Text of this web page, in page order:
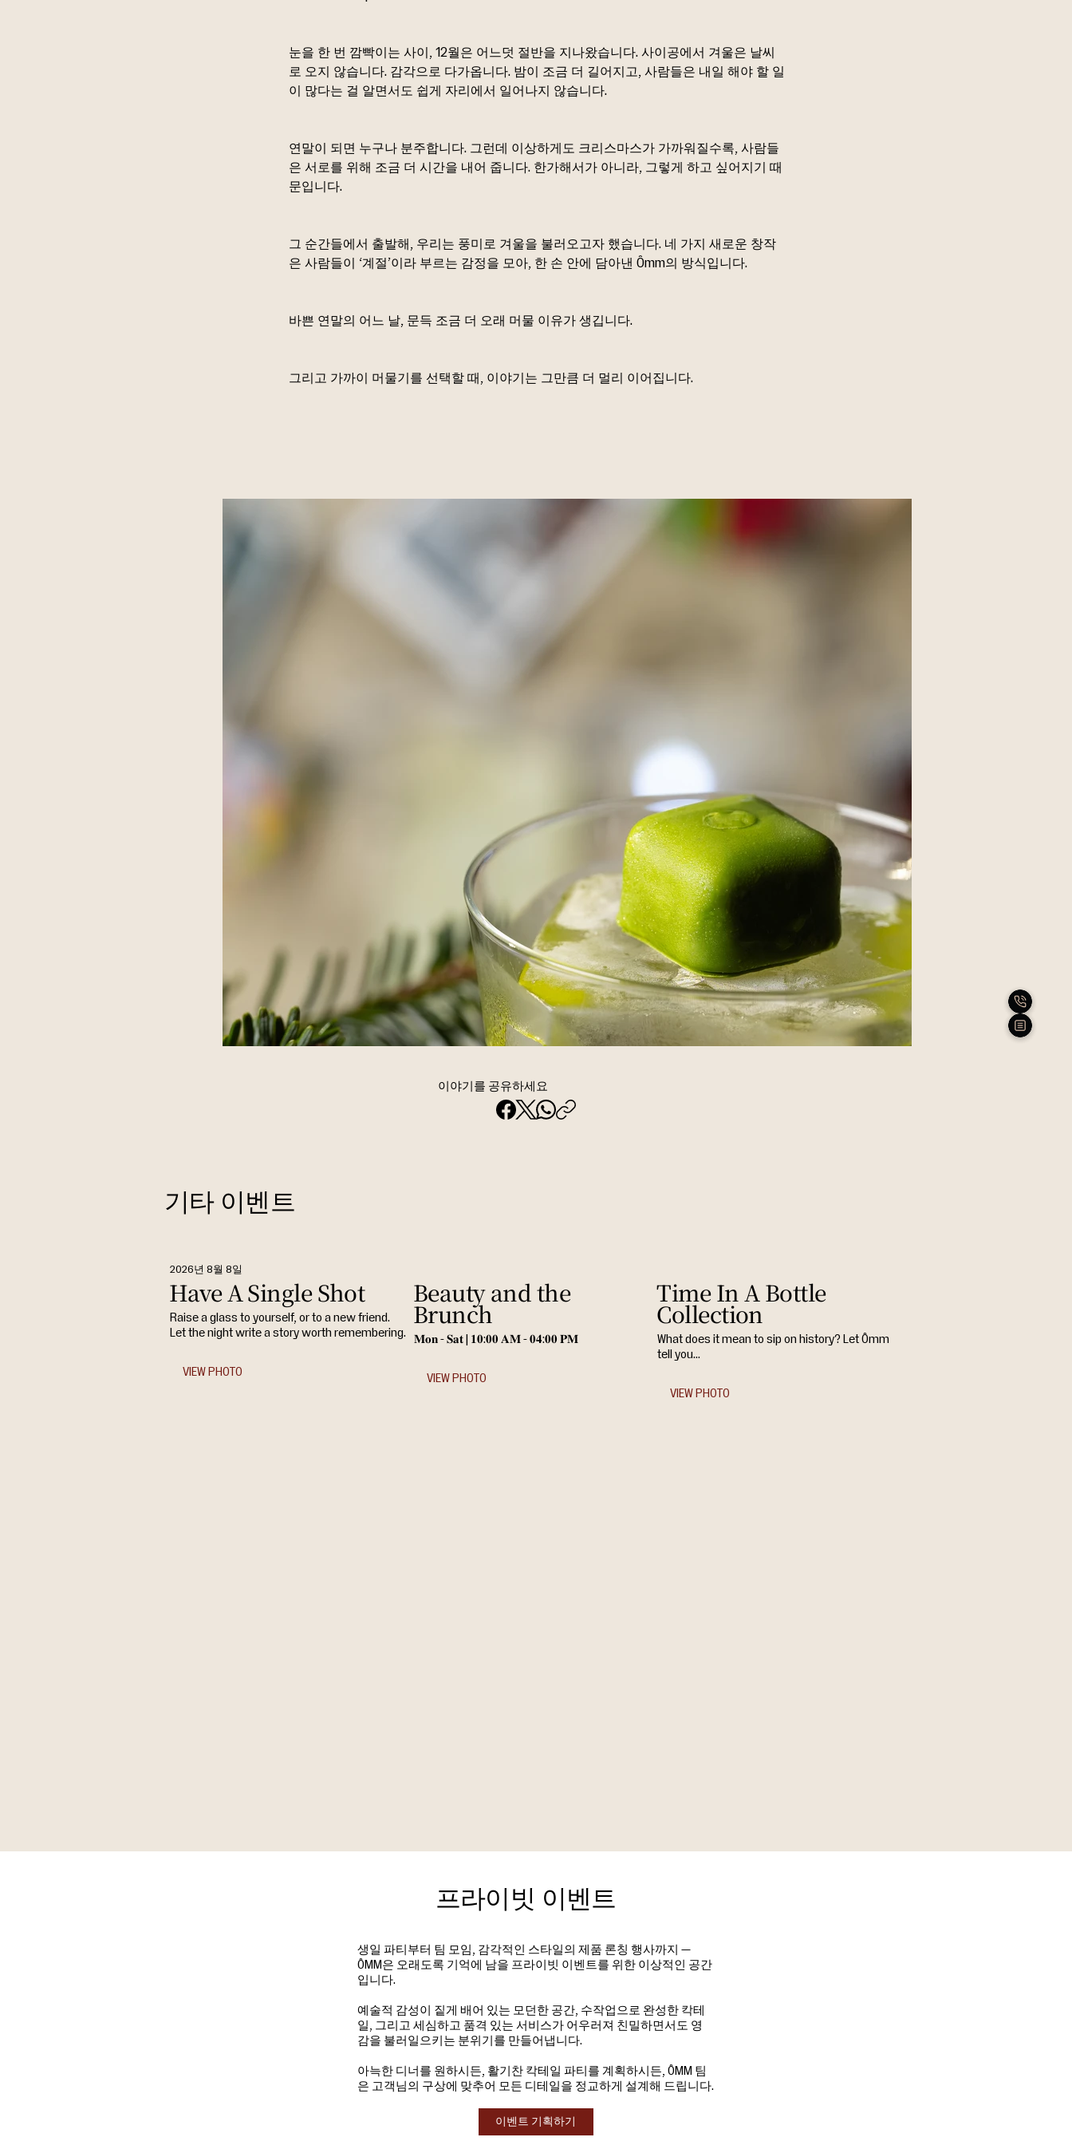
눈을 한 번 깜빡이는 사이, 12월은 어느덧 절반을 지나왔습니다. 사이공에서 겨울은 날씨
로 오지 않습니다. 감각으로 다가옵니다. 밤이 조금 더 길어지고, 사람들은 내일 해야 할 일
이 많다는 걸 알면서도 쉽게 자리에서 일어나지 않습니다.
연말이 되면 누구나 분주합니다. 그런데 이상하게도 크리스마스가 가까워질수록, 사람들
은 서로를 위해 조금 더 시간을 내어 줍니다. 한가해서가 아니라, 그렇게 하고 싶어지기 때
문입니다.
그 순간들에서 출발해, 우리는 풍미로 겨울을 불러오고자 했습니다. 네 가지 새로운 창작
은 사람들이 ‘계절’이라 부르는 감정을 모아, 한 손 안에 담아낸 Ômm의 방식입니다.
바쁜 연말의 어느 날, 문득 조금 더 오래 머물 이유가 생깁니다.
그리고 가까이 머물기를 선택할 때, 이야기는 그만큼 더 멀리 이어집니다.
이야기를 공유하세요
기타 이벤트
2026년 8월 8일
Have A Single Shot
Raise a glass to yourself, or to a new friend.
Let the night write a story worth remembering.
VIEW PHOTO
Beauty and the
Brunch
𝐌𝐨𝐧 - 𝐒𝐚𝐭 | 𝟏𝟎:𝟎𝟎 𝐀𝐌 - 𝟎𝟒:𝟎𝟎 𝐏𝐌
VIEW PHOTO
Time In A Bottle
Collection
What does it mean to sip on history? Let Ômm
tell you...
VIEW PHOTO
프라이빗 이벤트
생일 파티부터 팀 모임, 감각적인 스타일의 제품 론칭 행사까지 —
ÔMM은 오래도록 기억에 남을 프라이빗 이벤트를 위한 이상적인 공간
입니다.
예술적 감성이 짙게 배어 있는 모던한 공간, 수작업으로 완성한 칵테
일, 그리고 세심하고 품격 있는 서비스가 어우러져 친밀하면서도 영
감을 불러일으키는 분위기를 만들어냅니다.
아늑한 디너를 원하시든, 활기찬 칵테일 파티를 계획하시든, ÔMM 팀
은 고객님의 구상에 맞추어 모든 디테일을 정교하게 설계해 드립니다.
이벤트 기획하기